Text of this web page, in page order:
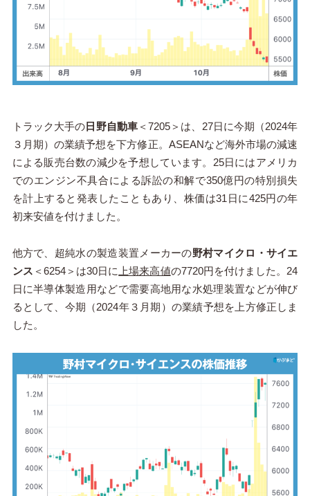
トラック大手の 日野自動車 ＜7205＞は、27日に今期（2024年
３月期）の業績予想を下方修正。ASEANなど海外市場の減速
による販売台数の減少を予想しています。25日にはアメリカ
でのエンジン不具合による訴訟の和解で350億円の特別損失
を計上すると発表したこともあり、株価は31日に425円の年
初来安値を付けました。
他方で、超純水の製造装置メーカーの野村マイクロ・サイエ
ンス ＜6254＞は30日に 上場来高値の7720円を付けました。24
日に半導体製造用などで需要高地用な水処理装置などが伸び
るとして、今期（2024年３月期）の業績予想を上方修正しま
した。